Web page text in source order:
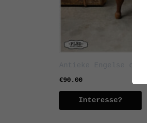
€90.00
Interesse?